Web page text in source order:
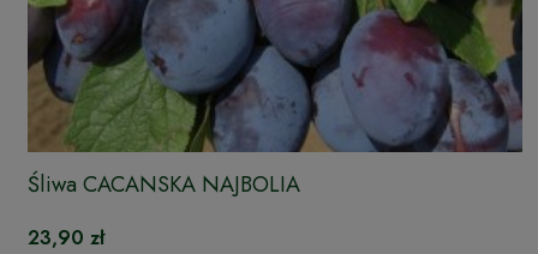
Śliwa CACANSKA NAJBOLIA
23,90 zł